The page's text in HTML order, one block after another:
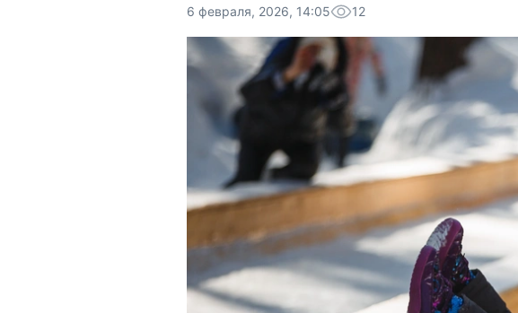
6 февраля, 2026, 14:05 12